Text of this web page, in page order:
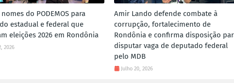
do PODEMOS para
estadual e federal que
eleições 2026 em Rondônia
2026
Amir Lando defende combate à
corrupção, fortalecimento de
Rondônia e confirma disposição
disputar vaga de deputado federal
pelo MDB
Julho 20, 2026